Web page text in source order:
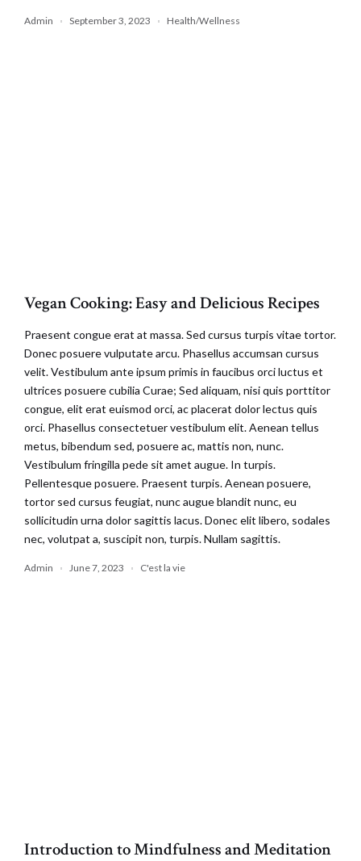
Admin September 3, 2023 Health/Wellness
Vegan Cooking: Easy and Delicious Recipes
Praesent congue erat at massa. Sed cursus turpis vitae tortor.
Donec posuere vulputate arcu. Phasellus accumsan cursus
velit. Vestibulum ante ipsum primis in faucibus orci luctus et
ultrices posuere cubilia Curae; Sed aliquam, nisi quis porttitor
congue, elit erat euismod orci, ac placerat dolor lectus quis
orci. Phasellus consectetuer vestibulum elit. Aenean tellus
metus, bibendum sed, posuere ac, mattis non, nunc.
Vestibulum fringilla pede sit amet augue. In turpis.
Pellentesque posuere. Praesent turpis. Aenean posuere,
tortor sed cursus feugiat, nunc augue blandit nunc, eu
sollicitudin urna dolor sagittis lacus. Donec elit libero, sodales
nec, volutpat a, suscipit non, turpis. Nullam sagittis.
Admin June 7, 2023 C'est la vie
Introduction to Mindfulness and Meditation